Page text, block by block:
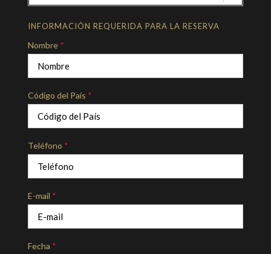
INFORMACIÓN REQUERIDA PARA LA RESERVA
Nombre *
Código del País *
Teléfono *
E-mail *
Fecha *